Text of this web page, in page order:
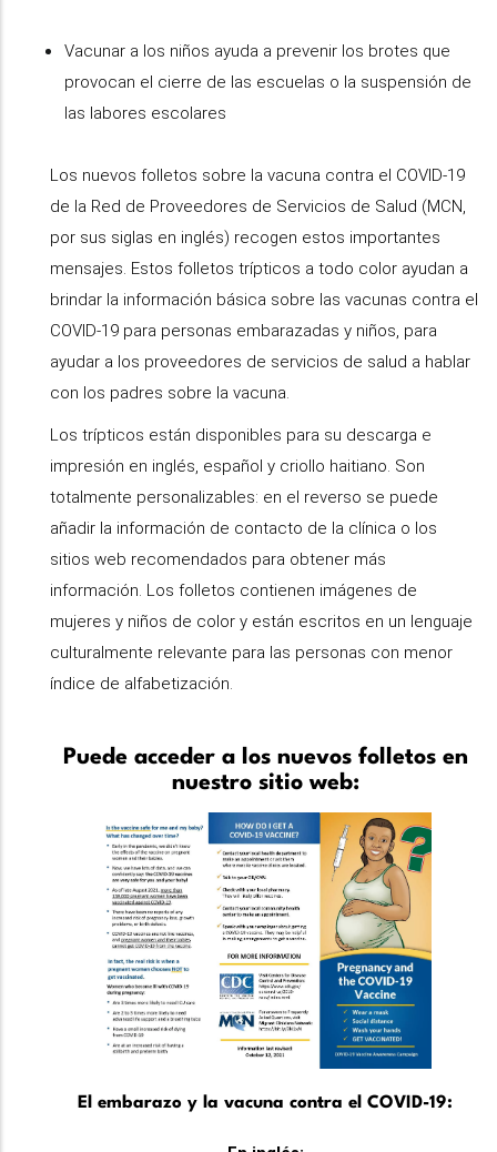
Vacunar a los niños ayuda a prevenir los brotes que
provocan el cierre de las escuelas o la suspensión de
las labores escolares
Los nuevos folletos sobre la vacuna contra el COVID-19
de la Red de Proveedores de Servicios de Salud (MCN,
por sus siglas en inglés) recogen estos importantes
mensajes. Estos folletos trípticos a todo color ayudan a
brindar la información básica sobre las vacunas contra el
COVID-19 para personas embarazadas y niños, para
ayudar a los proveedores de servicios de salud a hablar
con los padres sobre la vacuna.
Los trípticos están disponibles para su descarga e
impresión en inglés, español y criollo haitiano. Son
totalmente personalizables: en el reverso se puede
añadir la información de contacto de la clínica o los
sitios web recomendados para obtener más
información. Los folletos contienen imágenes de
mujeres y niños de color y están escritos en un lenguaje
culturalmente relevante para las personas con menor
índice de alfabetización.
Puede acceder a los nuevos folletos en
nuestro sitio web:
El embarazo y la vacuna contra el COVID-19: